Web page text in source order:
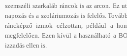
szemszéli szarkaláb ráncok is az arcon. Ez
napozás és a szoláriumozás is felelős.
ráncképző izmok célzottan, például a
megfelelően. Ezen kívül a használható a
izzadás ellen is.